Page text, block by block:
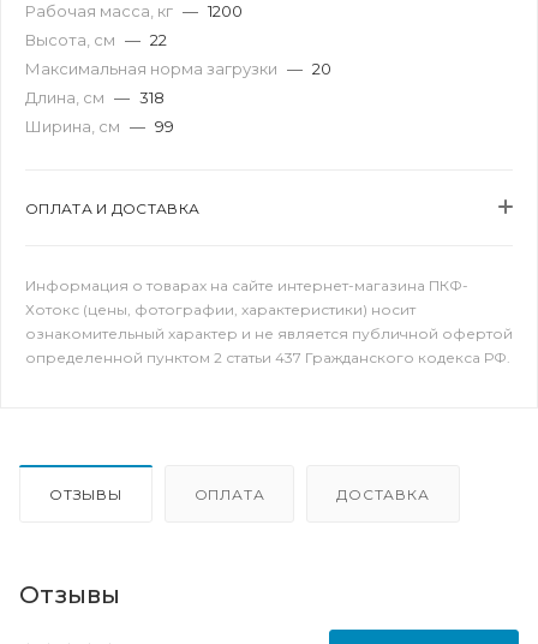
Рабочая масса, кг — 1200
Высота, см — 22
Максимальная норма загрузки — 20
Длина, см — 318
Ширина, см — 99
ОПЛАТА И ДОСТАВКА
Информация о товарах на сайте интернет-магазина ПКФ-
Хотокс (цены, фотографии, характеристики) носит
ознакомительный характер и не является публичной офертой
определенной пунктом 2 статьи 437 Гражданского кодекса РФ.
ОТЗЫВЫ ОПЛАТА ДОСТАВКА
Отзывы